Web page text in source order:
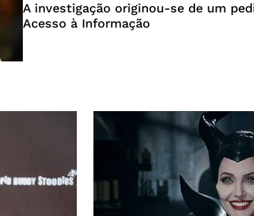
A investigação originou-se de um
Acesso à Informação